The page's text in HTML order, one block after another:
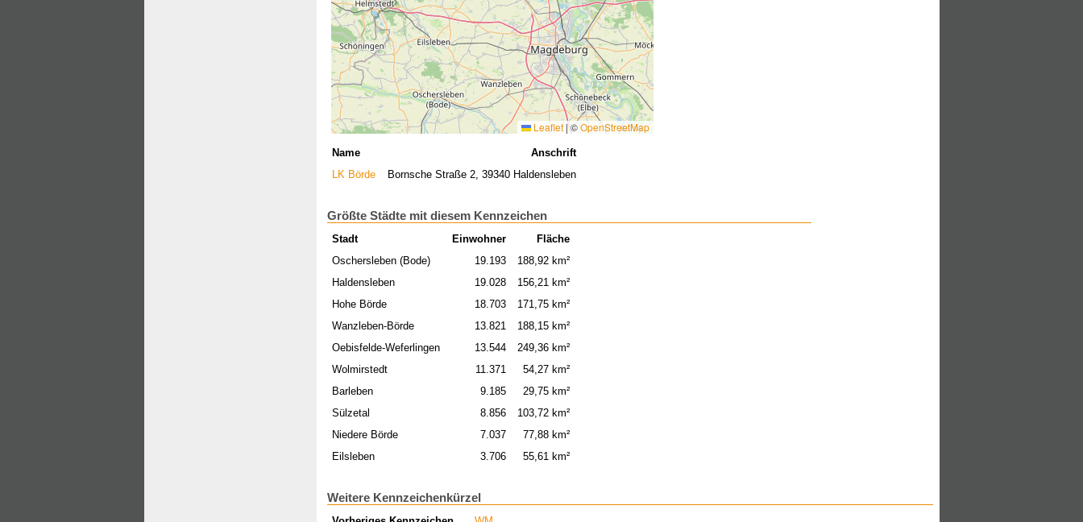
Leaflet |©OpenStreetMap
Name
Anschrift
LK Börde
Bornsche Straße 2, 39340 Haldensleben
Größte Städte mit diesem Kennzeichen
Stadt Einwohner
Fläche
Oschersleben (Bode)
19.193
188,92 km²
Haldensleben
19.028
156,21 km²
Hohe Börde
18.703
171,75 km²
Wanzleben-Börde
13.821
188,15 km²
Oebisfelde-Weferlingen
13.544
249,36 km²
Wolmirstedt
11.371
54,27 km²
Barleben
9.185
29,75 km²
Sülzetal
8.856
103,72 km²
Niedere Börde
7.037
77,88 km²
Eilsleben
3.706 55,61 km²
Weitere Kennzeichenkürzel